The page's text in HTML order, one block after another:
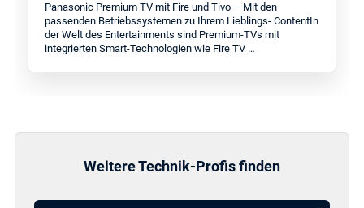
Panasonic Premium TV mit Fire und Tivo – Mit den
passenden Betriebssystemen zu Ihrem Lieblings- ContentIn
der Welt des Entertainments sind Premium-TVs mit
integrierten Smart-Technologien wie Fire TV …
Weitere Technik-Profis finden